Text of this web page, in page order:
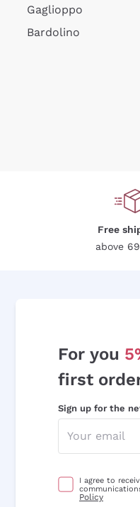
Gaglioppo
Bardolino
Free
above
For you
first
Sign up for the
I agree to
Policy